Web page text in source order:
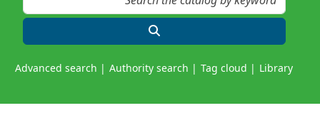
Advanced search Authority search Tag cloud Library